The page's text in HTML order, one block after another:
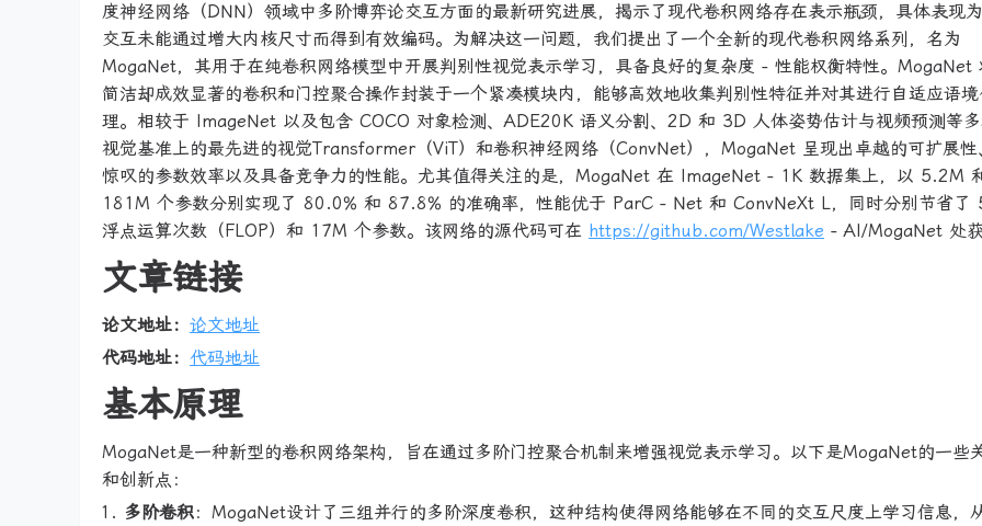
度神经网络（DNN）领域中多阶博弈论交互方面的最新研究进展，揭示了现代卷积网络存在表示瓶颈，具体表现
交互未能通过增大内核尺寸而得到有效编码。为解决这一问题，我们提出了一个全新的现代卷积网络系列，名为
MogaNet，其用于在纯卷积网络模型中开展判别性视觉表示学习，具备良好的复杂度 - 性能权衡特性。MogaNet
简洁却成效显著的卷积和门控聚合操作封装于一个紧凑模块内，能够高效地收集判别性特征并对其进行自适应语境
理。相较于 ImageNet 以及包含 COCO 对象检测、ADE20K 语义分割、2D 和 3D 人体姿势估计与视频预测等
视觉基准上的最先进的视觉Transformer（ViT）和卷积神经网络（ConvNet），MogaNet 呈现出卓越的可扩展性
惊叹的参数效率以及具备竞争力的性能。尤其值得关注的是，MogaNet 在 ImageNet - 1K 数据集上，以 5.2M
181M 个参数分别实现了 80.0% 和 87.8% 的准确率，性能优于 ParC - Net 和 ConvNeXt L，同时分别节省了
浮点运算次数（FLOP）和 17M 个参数。该网络的源代码可在 https://github.com/Westlake - AI/MogaNet 处获
文章链接
论文地址： 论文地址
代码地址： 代码地址
基本原理
MogaNet是一种新型的卷积网络架构，旨在通过多阶门控聚合机制来增强视觉表示学习。以下是MogaNet的一些
和创新点：
多阶卷积：MogaNet设计了三组并行的多阶深度卷积，这种结构使得网络能够在不同的交互尺度上学习信息，